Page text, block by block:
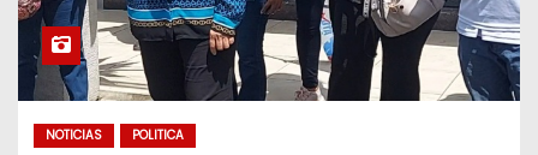
NOTICIAS POLITICA